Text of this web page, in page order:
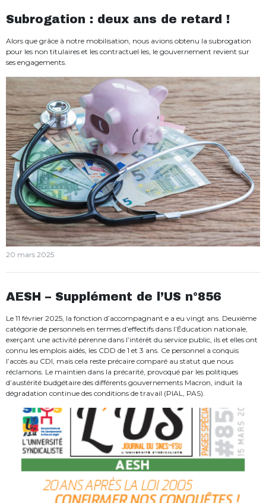
Subrogation : deux ans de retard !
Alors que grâce à notre mobilisation, nous avions obtenu la subrogation
pour les non titulaires et les contractuel·les, le gouvernement revient sur
ses engagements.
20 mars 2025
AESH – Supplément de l’US n°856
Le 11 février 2025, la fonction d’accompagnant·e a eu vingt ans. Deuxième
catégorie de personnels en termes d’effectifs dans l’Éducation nationale,
exerçant une activité pérenne dans l’intérêt du service public, ils et elles ont
connu les emplois aidés, les CDD de 1 et 3 ans. Ce personnel a conquis
l’accès au CDI, mais cela reste précaire comparé au statut que nous
réclamons. Le maintien dans la précarité, provoqué par les politiques
d’austérité budgétaire des différents gouvernements Macron, induit la
dégradation continue des conditions de travail (PIAL, PAS).